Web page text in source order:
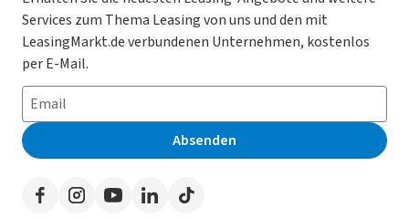
AGB
Datenschutz
Impressum
Erklärung zur Barrierefreiheit
Presse
Datenschutz-Einstellungen
So funktioniert’s
Häufig gestellte Fragen
Leasing-Lexikon
Auto-Tests
Werben auf LeasingMarkt.de
Leasing ohne Anzahlung
E-Auto Leasing
Privatleasing
Leasing-Vergleiche
Herstellerverzeichnis
Händlerverzeichnis
Services zum Thema Leasing von uns und den mit
LeasingMarkt.de verbundenen Unternehmen, kostenlos
per E-Mail.
Absenden